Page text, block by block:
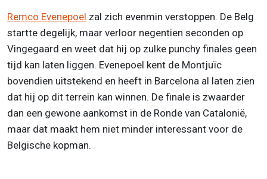
Remco Evenepoel zal zich evenmin verstoppen. De Belg
startte degelijk, maar verloor negentien seconden op
Vingegaard en weet dat hij op zulke punchy finales geen
tijd kan laten liggen. Evenepoel kent de Montjuïc
bovendien uitstekend en heeft in Barcelona al laten zien
dat hij op dit terrein kan winnen. De finale is zwaarder
dan een gewone aankomst in de Ronde van Catalonië,
maar dat maakt hem niet minder interessant voor de
Belgische kopman.